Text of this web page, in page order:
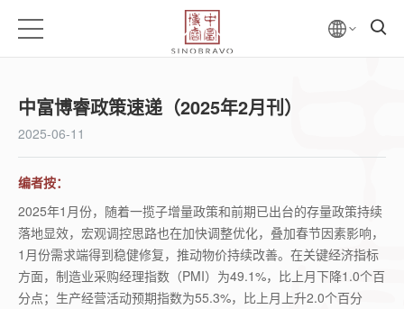
中富博睿政策速递（2025年2月刊）
2025-06-11
编者按：
2025年1月份，随着一揽子增量政策和前期已出台的存量政策持续
落地显效，宏观调控思路也在加快调整优化，叠加春节因素影响，
1月份需求端得到稳健修复，推动物价持续改善。在关键经济指标
方面，制造业采购经理指数（PMI）为49.1%，比上月下降1.0个百
分点；生产经营活动预期指数为55.3%，比上月上升2.0个百分